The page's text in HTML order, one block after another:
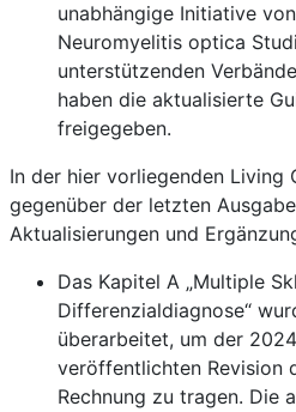
unabhängige Initiative
Neuromyelitis optica
unterstützenden
haben die aktualisierte
freigegeben.
In der hier vorliegenden Living
gegenüber der letzten
Aktualisierungen und
Das Kapitel A „Multiple
Differenzialdiagnose“
überarbeitet, um der
veröffentlichten Revision
Rechnung zu tragen. Die